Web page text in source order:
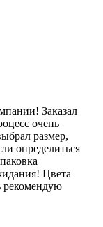
Заказал
очень
размер,
определиться
Цвета
рекомендую